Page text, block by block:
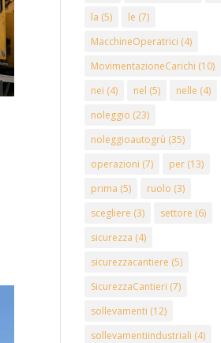
la (5) le (7)
MacchineOperatrici (4)
MovimentazioneCarichi (10)
nei (4) nel (5) nelle (4)
noleggio (23)
noleggioautogrù (35)
operazioni (7) per (13)
prima (5) ruolo (3)
scegliere (3) settore (6)
sicurezza (4)
sicurezzacantiere (5)
SicurezzaCantieri (7)
sollevamenti (12)
sollevamentiindustriali (4)